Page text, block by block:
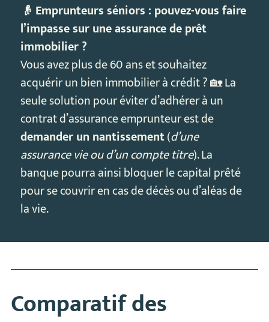
👴 Emprunteurs séniors : pouvez-vous faire
l’impasse sur une assurance de prêt
immobilier ?
Vous avez plus de 60 ans et souhaitez
acquérir un bien immobilier à crédit ? 🏡 La
seule solution pour éviter d’adhérer à un
contrat d’assurance emprunteur est de
demander un nantissement(d’une
assurance vie ou d’un compte titre). La
banque pourra ainsi bloquer le capital prêté
pour se couvrir en cas de décès ou d’aléas de
la vie.
Comparatif des